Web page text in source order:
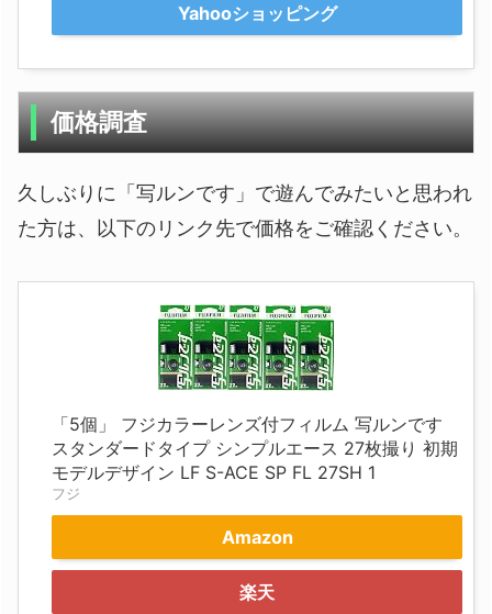
Yahooショッピング
価格調査
久しぶりに「写ルンです」で遊んでみたいと思われ
た方は、以下のリンク先で価格をご確認ください。
「5個」 フジカラーレンズ付フィルム 写ルンです
スタンダードタイプ シンプルエース 27枚撮り 初期
モデルデザイン LF S-ACE SP FL 27SH 1
フジ
Amazon
楽天